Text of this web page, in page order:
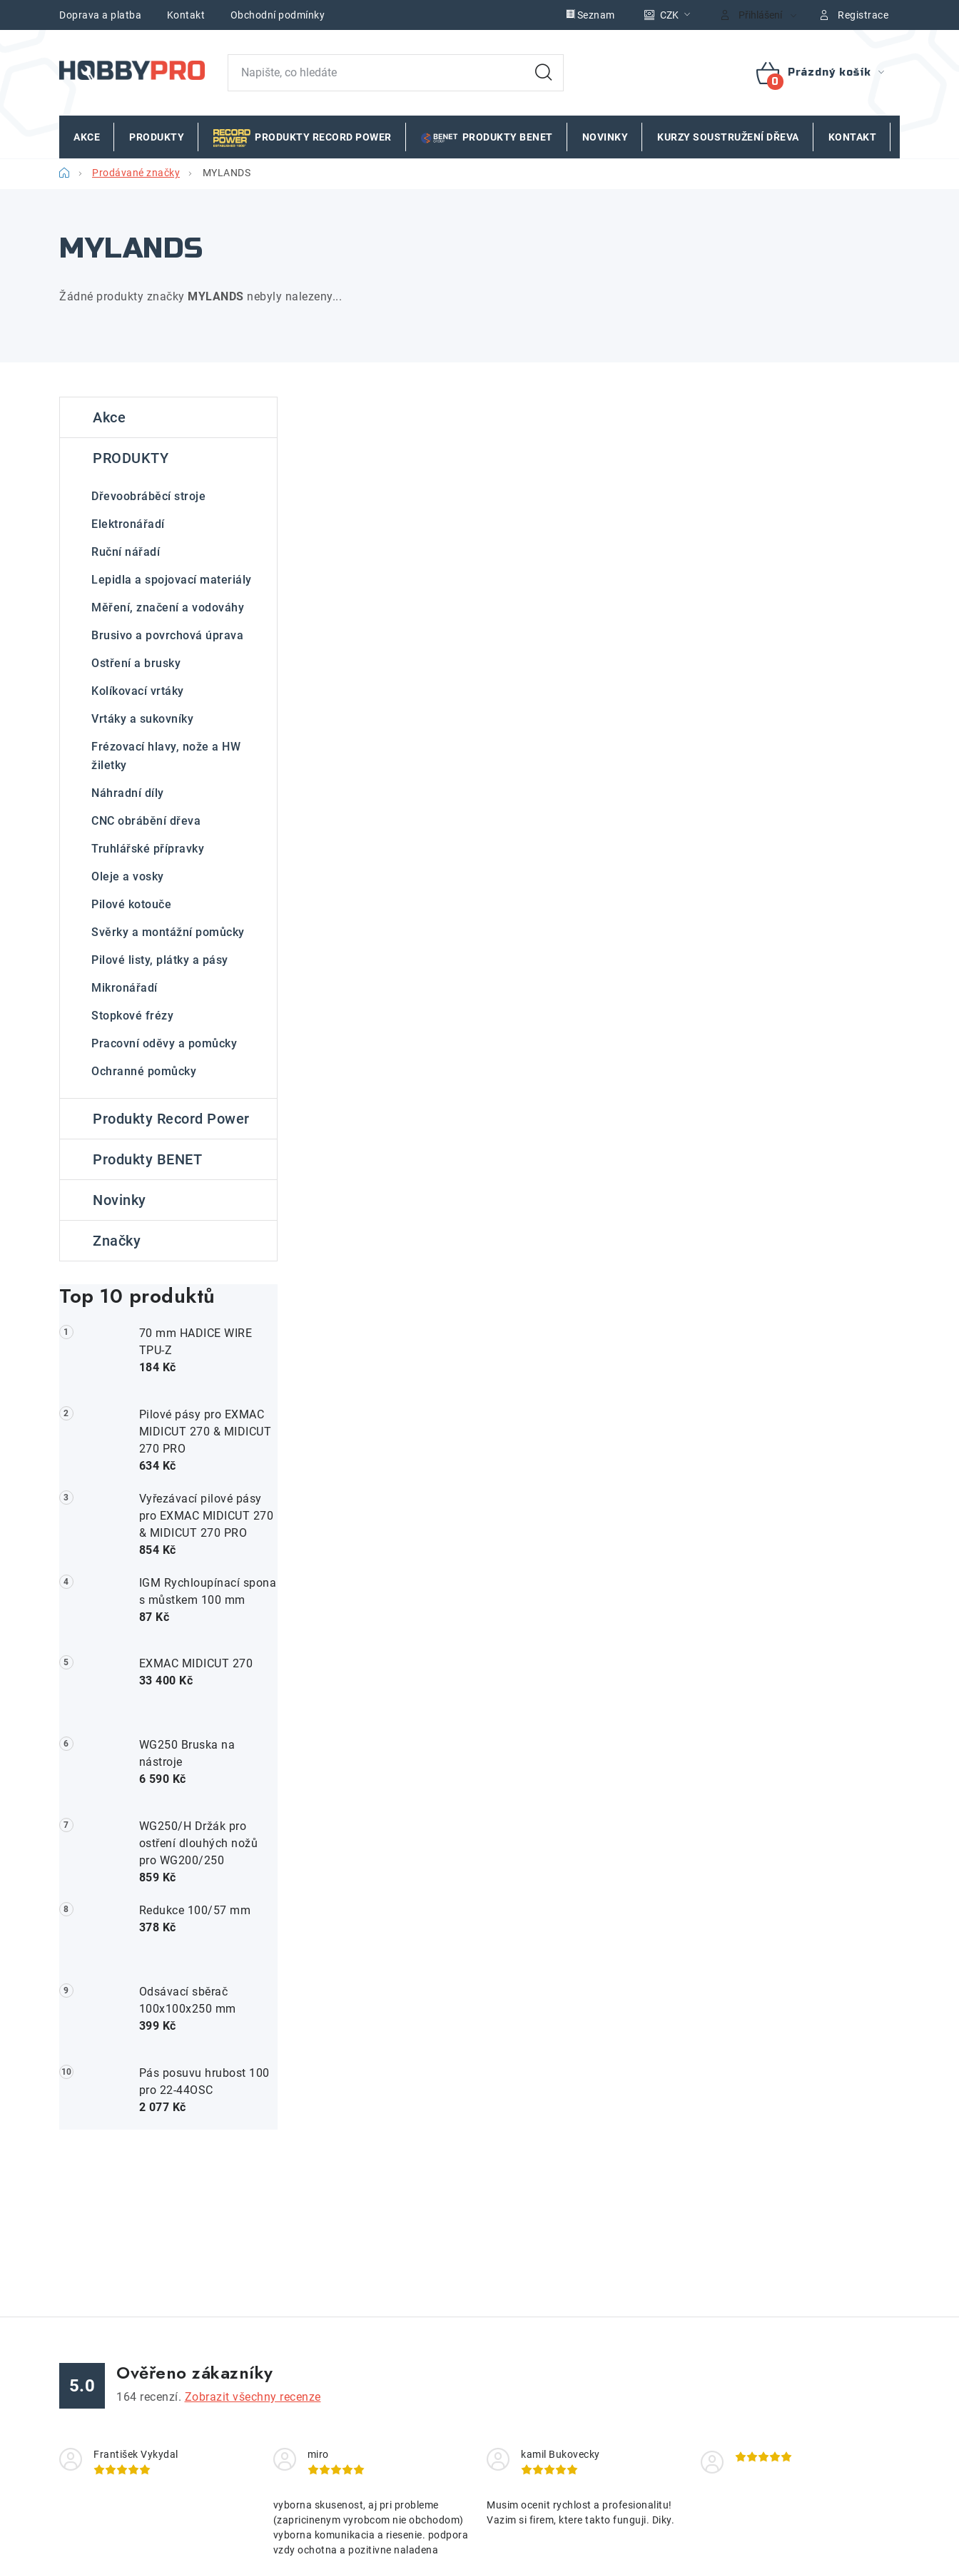
Doprava a platba Kontakt Obchodní podmínky Seznam CZK Přihlášení Registrace
NÁKUPNÍ
Prázdný košík
AKCE PRODUKTY PRODUKTY RECORD POWER PRODUKTY BENET NOVINKY KURZY SOUSTRUŽENÍ DŘEVA KONTAKT
DomůProdávané značky MYLANDS
MYLANDS
Žádné produkty značky MYLANDS nebyly nalezeny...
okategorie
a
Akce
PRODUKTY
Dřevoobráběcí stroje
Elektronářadí
Ruční nářadí
Lepidla a spojovací materiály
Měření, značení a vodováhy
Brusivo a povrchová úprava
Ostření a brusky
Kolíkovací vrtáky
Vrtáky a sukovníky
Frézovací hlavy, nože a HW
žiletky
Náhradní díly
CNC obrábění dřeva
Truhlářské přípravky
Oleje a vosky
Pilové kotouče
Svěrky a montážní pomůcky
Pilové listy, plátky a pásy
Mikronářadí
Stopkové frézy
Pracovní oděvy a pomůcky
Ochranné pomůcky
Produkty Record Power
Produkty BENET
Novinky
Značky
Top 10 produktů
70 mm HADICE WIRE
TPU-Z
184 Kč
Pilové pásy pro EXMAC
MIDICUT 270 & MIDICUT
270 PRO
634 Kč
Vyřezávací pilové pásy
pro EXMAC MIDICUT 270
& MIDICUT 270 PRO
854 Kč
IGM Rychloupínací spona
s můstkem 100 mm
87 Kč
EXMAC MIDICUT 270
33 400 Kč
WG250 Bruska na
nástroje
6 590 Kč
WG250/H Držák pro
ostření dlouhých nožů
pro WG200/250
859 Kč
Redukce 100/57 mm
378 Kč
Odsávací sběrač
100x100x250 mm
399 Kč
Pás posuvu hrubost 100
pro 22-44OSC
2 077 Kč
5.0
Ověřeno zákazníky
164 recenzí. Zobrazit všechny recenze
František Vykydal miro
vyborna skusenost, aj pri probleme
(zapricinenym vyrobcom nie obchodom)
vyborna komunikacia a riesenie. podpora
vzdy ochotna a pozitivne naladena
kamil Bukovecky
Musim ocenit rychlost a profesionalitu!
Vazim si firem, ktere takto funguji. Diky.